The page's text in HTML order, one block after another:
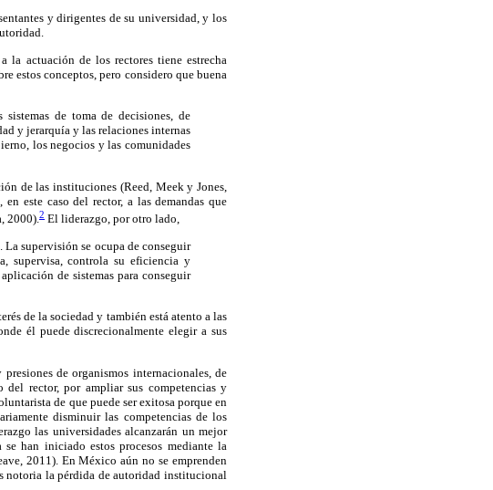
y dirigentes de su universidad, y los
la actuación de los rectores tiene estrecha
estos conceptos, pero considero que buena
de toma de decisiones, de
y jerarquía y las relaciones internas
los negocios y las comunidades
de las instituciones (Reed, Meek y Jones,
este caso del rector, a las demandas que
2000).2 El liderazgo, por otro lado,
La supervisión se ocupa de conseguir
supervisa, controla su eficiencia y
de sistemas para conseguir
de la sociedad y también está atento a las
él puede discrecionalmente elegir a sus
de organismos internacionales, de
del rector, por ampliar sus competencias y
de que puede ser exitosa porque en
disminuir las competencias de los
las universidades alcanzarán un mejor
han iniciado estos procesos mediante la
2011). En México aún no se emprenden
notoria la pérdida de autoridad institucional